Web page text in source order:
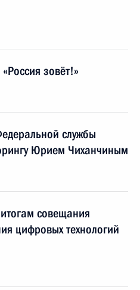
зовёт!»
службы
Юрием Чиханчиным
совещания
цифровых технологий